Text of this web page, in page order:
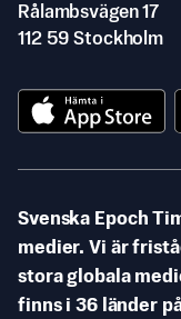
Rålambsvägen 17
112 59 Stockholm
Svenska Epoch
medier. Vi är
stora globala
finns i 36 länder